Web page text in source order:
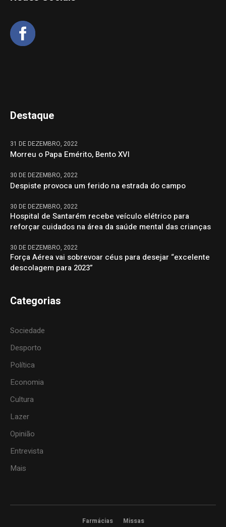
Destaque
31 DE DEZEMBRO, 2022
Morreu o Papa Emérito, Bento XVI
30 DE DEZEMBRO, 2022
Despiste provoca um ferido na estrada do campo
30 DE DEZEMBRO, 2022
Hospital de Santarém recebe veículo elétrico para
reforçar cuidados na área da saúde mental das crianças
30 DE DEZEMBRO, 2022
Força Aérea vai sobrevoar céus para desejar “excelente
descolagem para 2023”
Categorias
Sociedade
Desporto
Política
Economia
Cultura
Lazer
Opinião
Entrevista
Mais
Farmácias Missas